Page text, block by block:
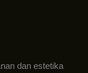
dan estetika